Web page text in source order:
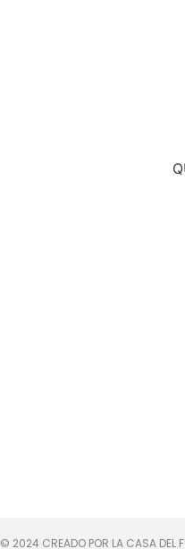
© 2024 CREADO POR LA CASA DEL